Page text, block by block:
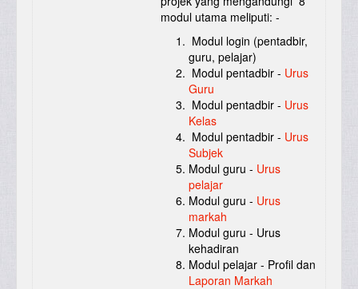
modul utama meliputi: -
Modul login (pentadbir,
guru, pelajar)
Modul pentadbir - Urus
Guru
Modul pentadbir - Urus
Kelas
Modul pentadbir - Urus
Subjek
Modul guru - Urus
pelajar
Modul guru - Urus
markah
Modul guru - Urus
kehadiran
Modul pelajar - Profil dan
Laporan Markah